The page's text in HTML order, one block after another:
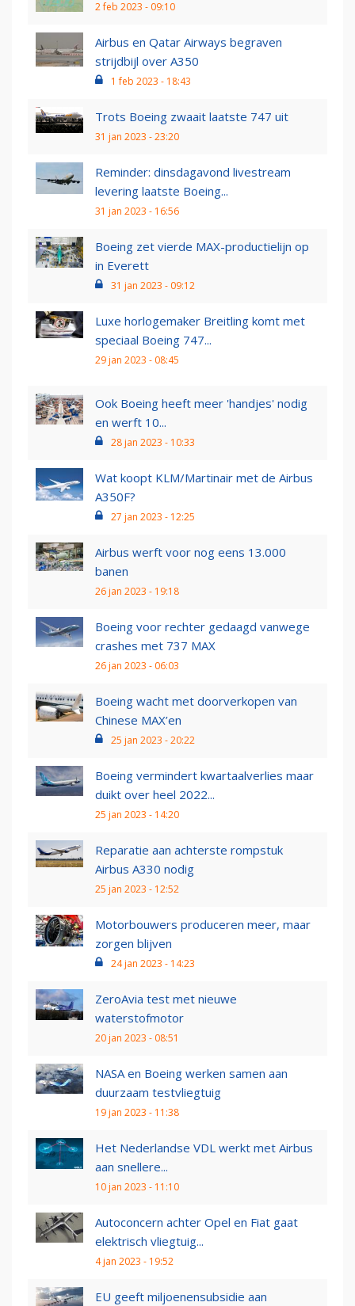
2 feb 2023 - 09:10
Airbus en Qatar Airways begraven
strijdbijl over A350
1 feb 2023 - 18:43
Trots Boeing zwaait laatste 747 uit
31 jan 2023 - 23:20
Reminder: dinsdagavond livestream
levering laatste Boeing...
31 jan 2023 - 16:56
Boeing zet vierde MAX-productielijn op
in Everett
31 jan 2023 - 09:12
Luxe horlogemaker Breitling komt met
speciaal Boeing 747...
29 jan 2023 - 08:45
Ook Boeing heeft meer 'handjes' nodig
en werft 10...
28 jan 2023 - 10:33
Wat koopt KLM/Martinair met de Airbus
A350F?
27 jan 2023 - 12:25
Airbus werft voor nog eens 13.000
banen
26 jan 2023 - 19:18
Boeing voor rechter gedaagd vanwege
crashes met 737 MAX
26 jan 2023 - 06:03
Boeing wacht met doorverkopen van
Chinese MAX’en
25 jan 2023 - 20:22
Boeing vermindert kwartaalverlies maar
duikt over heel 2022...
25 jan 2023 - 14:20
Reparatie aan achterste rompstuk
Airbus A330 nodig
25 jan 2023 - 12:52
Motorbouwers produceren meer, maar
zorgen blijven
24 jan 2023 - 14:23
ZeroAvia test met nieuwe
waterstofmotor
20 jan 2023 - 08:51
NASA en Boeing werken samen aan
duurzaam testvliegtuig
19 jan 2023 - 11:38
Het Nederlandse VDL werkt met Airbus
aan snellere...
10 jan 2023 - 11:10
Autoconcern achter Opel en Fiat gaat
elektrisch vliegtuig...
4 jan 2023 - 19:52
EU geeft miljoenensubsidie aan